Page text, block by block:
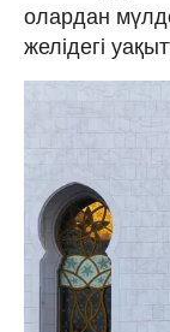
олардан
желідегі